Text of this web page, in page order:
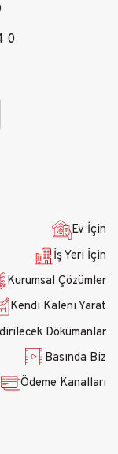
0
Ev İçin
İş Yeri İçin
Kurumsal Çözümler
Kendi Kaleni Yarat
Dökümanlar
Basında Biz
Ödeme Kanalları